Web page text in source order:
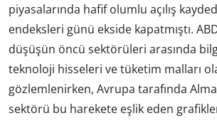
piyasalarında hafif olumlu açılış
endeksleri günü ekside kapatmıştı.
düşüşün öncü sektörüleri arasında
teknoloji hisseleri ve tüketim malları
gözlemlenirken, Avrupa tarafında
sektörü bu harekete eşlik eden